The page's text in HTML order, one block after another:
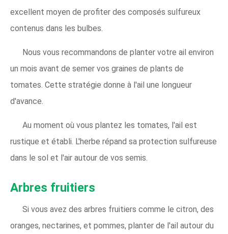
excellent moyen de profiter des composés sulfureux
contenus dans les bulbes.
Nous vous recommandons de planter votre ail environ
un mois avant de semer vos graines de plants de
tomates. Cette stratégie donne à l'ail une longueur
d'avance.
Au moment où vous plantez les tomates, l'ail est
rustique et établi. L'herbe répand sa protection sulfureuse
dans le sol et l'air autour de vos semis.
Arbres fruitiers
Si vous avez des arbres fruitiers comme le citron, des
oranges, nectarines, et pommes, planter de l'ail autour du